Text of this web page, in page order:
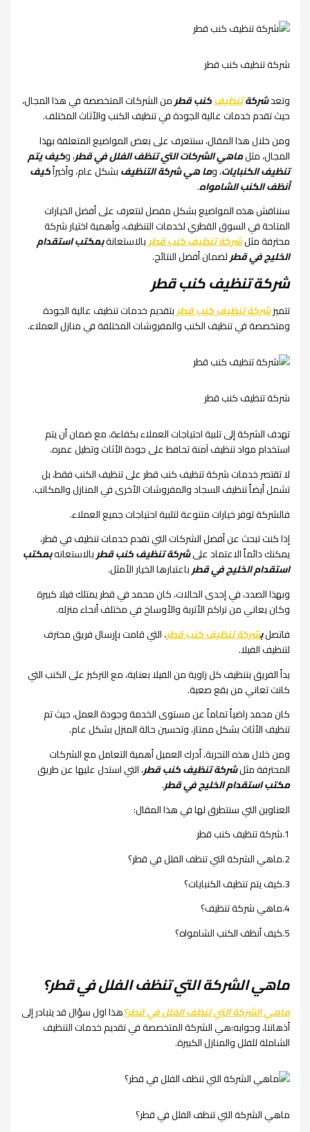
شركة تنظيف كنب قطر
وتعدشركةتنظيفكنب قطرمن الشركات المتخصصة في هذا المجال،
حيث تقدم خدمات عالية الجودة في تنظيف الكنب والأثاث المختلف.
ومن خلال هذا المقال، سنتعرف على بعض المواضيع المتعلقة بهذا
المجال، مثلماهي الشركات التي تنظف الفلل في قطر، وكيف يتم
تنظيف الكنبايات، وما هي شركة التنظيفبشكل عام، وأخيراًكيف
أنظف الكنب الشامواه.
سنناقش هذه المواضيع بشكل مفصل لنتعرف على أفضل الخيارات
المتاحة في السوق القطري لخدمات التنظيف، وأهمية اختيار شركة
محترفة مثلشركة تنظيف كنب قطربالاستعانةبمكتب استقدام
الخليج في قطرلضمان أفضل النتائج.
شركة تنظيف كنب قطر
تتميزشركة تنظيف كنب قطربتقديم خدمات تنظيف عالية الجودة
ومتخصصة في تنظيف الكنب والمفروشات المختلفة في منازل العملاء.
شركة تنظيف كنب قطر
تهدف الشركة إلى تلبية احتياجات العملاء بكفاءة، مع ضمان أن يتم
استخدام مواد تنظيف آمنة تحافظ على جودة الأثاث وتطيل عمره.
لا تقتصر خدمات شركة تنظيف كنب قطر على تنظيف الكنب فقط، بل
تشمل أيضاً تنظيف السجاد والمفروشات الأخرى في المنازل والمكاتب.
فالشركة توفر خيارات متنوعة لتلبية احتياجات جميع العملاء.
إذا كنت تبحث عن أفضل الشركات التي تقدم خدمات تنظيف في قطر،
يمكنك دائماً الاعتماد علىشركة تنظيف كنب قطربالاستعانهبمكتب
استقدام الخليج في قطرباعتبارها الخيار الأمثل.
وبهذا الصدد، في إحدى الحالات، كان محمد في قطر يمتلك فيلا كبيرة
وكان يعاني من تراكم الأتربة والأوساخ في مختلف أنحاء منزله.
فاتصلبشركة تنظيف كنب قطر، التي قامت بإرسال فريق محترف
لتنظيف الفيلا.
بدأ الفريق بتنظيف كل زاوية من الفيلا بعناية، مع التركيز على الكنب التي
كانت تعاني من بقع صعبة.
كان محمد راضياً تماماً عن مستوى الخدمة وجودة العمل، حيث تم
تنظيف الأثاث بشكل ممتاز، وتحسين حالة المنزل بشكل عام.
ومن خلال هذه التجربة، أدرك العميل أهمية التعامل مع الشركات
المحترفة مثلشركة تنظيف كنب قطر، التي استدل عليها عن طريق
مكتب استقدام الخليج في قطر.
العناوين التي سنتطرق لها في هذا المقال:
1.شركة تنظيف كنب قطر
2.ماهي الشركة التي تنظف الفلل في قطر؟
3.كيف يتم تنظيف الكنبايات؟
4.ماهي شركة تنظيف؟
5.كيف أنظف الكنب الشامواه؟
ماهي الشركة التي تنظف الفلل في قطر؟
ماهي الشركة التي تنظف الفلل في قطر؟هذا اول سؤال قد يتبادر إلى
أذهاننا، وجوابه:هي الشركة المتخصصة في تقديم خدمات التنظيف
الشاملة للفلل والمنازل الكبيرة.
ماهي الشركة التي تنظف الفلل في قطر؟